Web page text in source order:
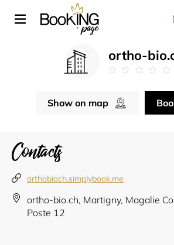
ortho-
Show on map
Contacts
orthobioch.simplybook.me
ortho-bio.ch, Martigny, Magalie
Poste 12